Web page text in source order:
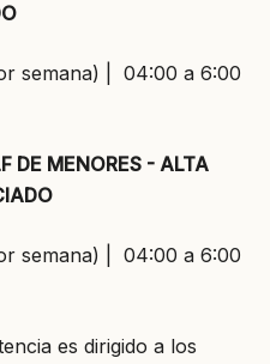
semana) | 04:00 a 6:00
DE MENORES - ALTA
semana) | 04:00 a 6:00
es dirigido a los